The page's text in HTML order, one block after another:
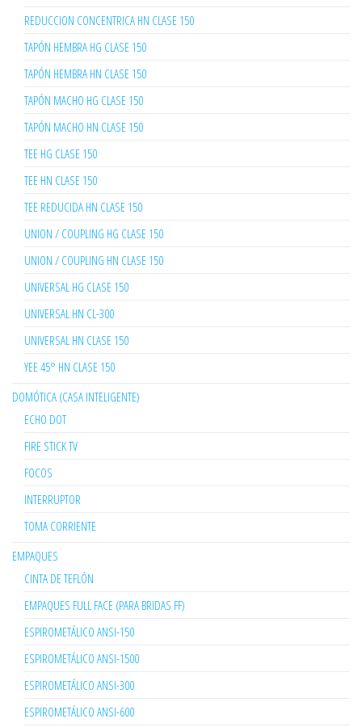
REDUCCION CONCENTRICA HN CLASE 150
TAPÓN HEMBRA HG CLASE 150
TAPÓN HEMBRA HN CLASE 150
TAPÓN MACHO HG CLASE 150
TAPÓN MACHO HN CLASE 150
TEE HG CLASE 150
TEE HN CLASE 150
TEE REDUCIDA HN CLASE 150
UNION / COUPLING HG CLASE 150
UNION / COUPLING HN CLASE 150
UNIVERSAL HG CLASE 150
UNIVERSAL HN CL-300
UNIVERSAL HN CLASE 150
YEE 45° HN CLASE 150
DOMÓTICA (CASA INTELIGENTE)
ECHO DOT
FIRE STICK TV
FOCOS
INTERRUPTOR
TOMA CORRIENTE
EMPAQUES
CINTA DE TEFLÓN
EMPAQUES FULL FACE (PARA BRIDAS FF)
ESPIROMETÁLICO ANSI-150
ESPIROMETÁLICO ANSI-1500
ESPIROMETÁLICO ANSI-300
ESPIROMETÁLICO ANSI-600